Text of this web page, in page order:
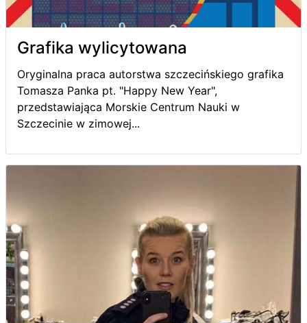
Grafika wylicytowana
Oryginalna praca autorstwa szczecińskiego grafika
Tomasza Panka pt. "Happy New Year",
przedstawiająca Morskie Centrum Nauki w
Szczecinie w zimowej...